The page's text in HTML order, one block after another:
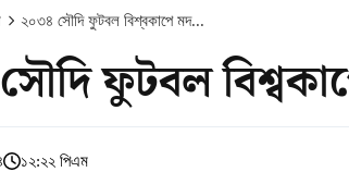
২০৩৪ সৌদি ফুটবল বিশ্বকাপে মদ...
ফুটবল
১২:২২ পিএম